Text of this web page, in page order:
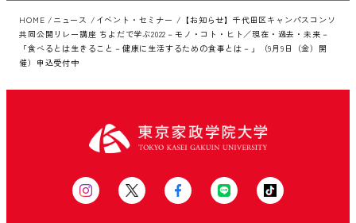
HOME ニュース イベント・セミナー
【お知らせ】千代田区キャンパスコンソ
共同公開リレー講座 ちよだで学ぶ2022－モノ・コト・ヒト／現在・過去・未来－
「食べるとは生きること－健康に生活するための食事とは－」（9月9日（金）開
催）申込受付中